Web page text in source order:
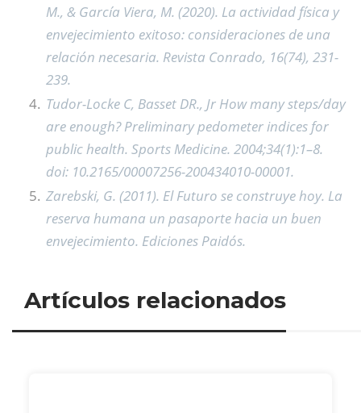
M., & García Viera, M. (2020). La actividad física y
envejecimiento exitoso: consideraciones de una
relación necesaria. Revista Conrado, 16(74), 231-
239.
Tudor-Locke C, Basset DR., Jr How many steps/day
are enough? Preliminary pedometer indices for
public health. Sports Medicine. 2004;34(1):1–8.
doi: 10.2165/00007256-200434010-00001.
Zarebski, G. (2011). El Futuro se construye hoy. La
reserva humana un pasaporte hacia un buen
envejecimiento. Ediciones Paidós.
Artículos relacionados